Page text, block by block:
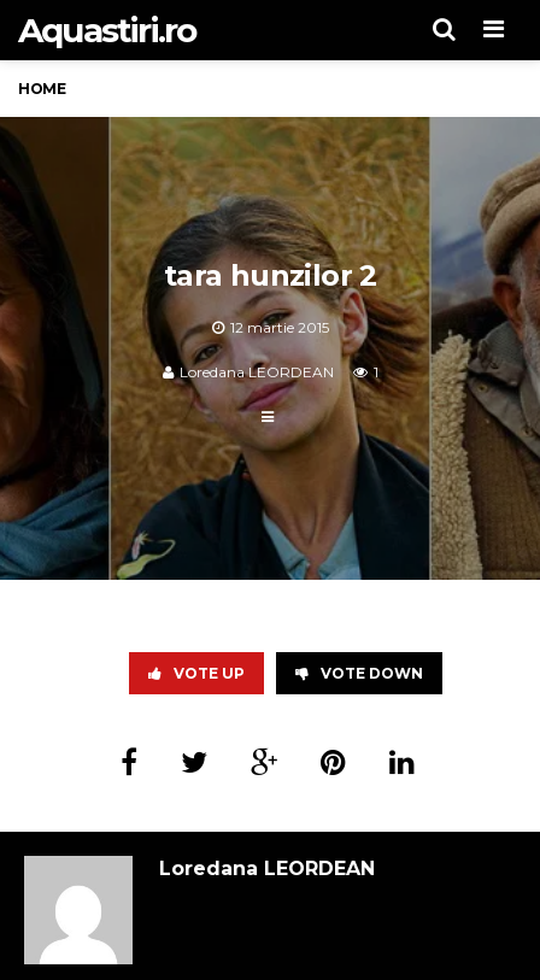
Aquastiri.ro
HOME
tara hunzilor 2
12 martie 2015
Loredana LEORDEAN 1
VOTE UP VOTE DOWN
Loredana LEORDEAN